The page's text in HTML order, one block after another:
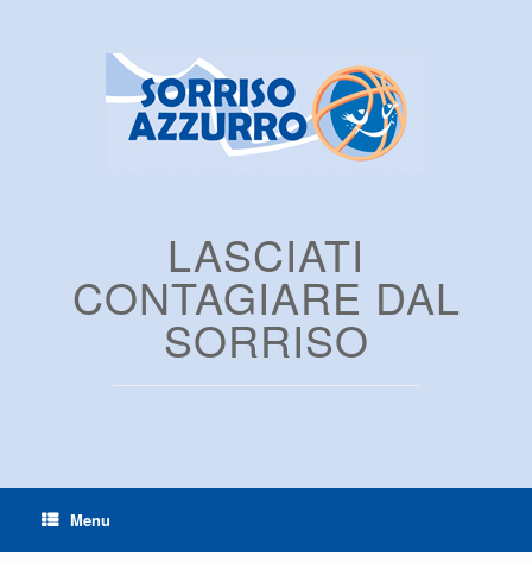
LASCIATI
CONTAGIARE DAL
SORRISO
Menu